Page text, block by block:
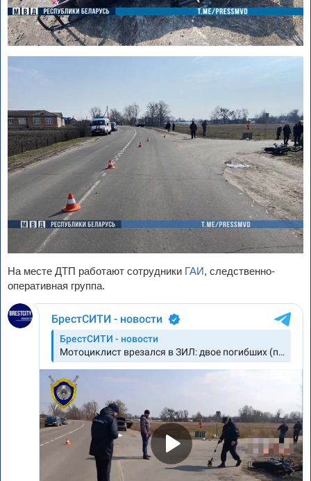
На месте ДТП работают сотрудники ГАИ, следственно-
оперативная группа.